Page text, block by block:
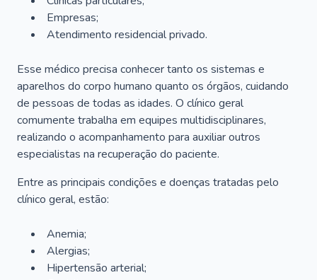
Empresas;
Atendimento residencial privado.
Esse médico precisa conhecer tanto os sistemas e
aparelhos do corpo humano quanto os órgãos, cuidando
de pessoas de todas as idades. O clínico geral
comumente trabalha em equipes multidisciplinares,
realizando o acompanhamento para auxiliar outros
especialistas na recuperação do paciente.
Entre as principais condições e doenças tratadas pelo
clínico geral, estão:
Anemia;
Alergias;
Hipertensão arterial;